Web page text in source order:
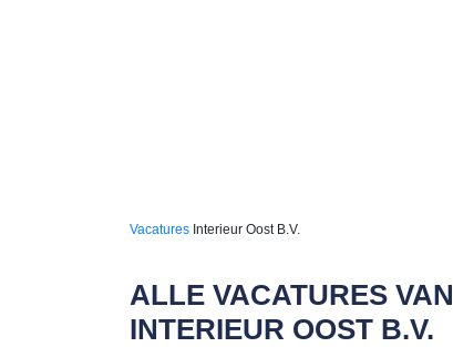
Vacatures Interieur Oost B.V.
ALLE VACATURES VAN
INTERIEUR OOST B.V.